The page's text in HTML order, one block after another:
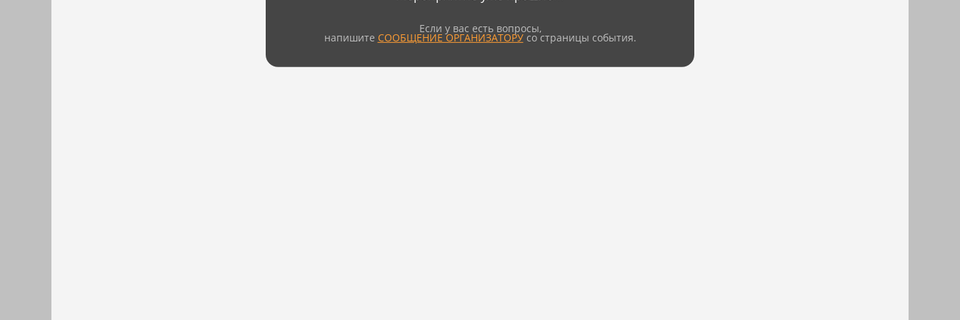
Если у вас есть вопросы,
напишите СООБЩЕНИЕ ОРГАНИЗАТОРУсо страницы события.